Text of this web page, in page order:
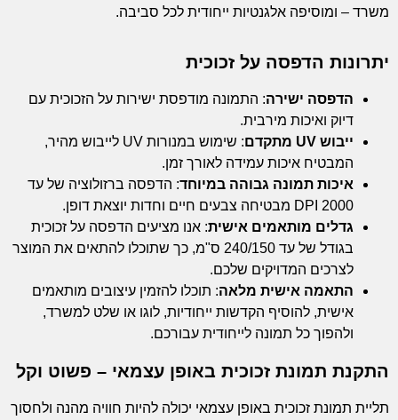
משרד – ומוסיפה אלגנטיות ייחודית לכל סביבה.
יתרונות הדפסה על זכוכית
הדפסה ישירה: התמונה מודפסת ישירות על הזכוכית עם
דיוק ואיכות מירבית.
ייבוש UV מתקדם
: שימוש במנורות UV לייבוש מהיר,
המבטיח איכות עמידה לאורך זמן.
איכות תמונה גבוהה במיוחד: הדפסה ברזולוציה של עד
2000 DPI מבטיחה צבעים חיים וחדות יוצאת דופן.
גדלים מותאמים אישית: אנו מציעים הדפסה על זכוכית
בגודל של עד 240/150 ס"מ, כך שתוכלו להתאים את המוצר
לצרכים המדויקים שלכם.
התאמה אישית מלאה: תוכלו להזמין עיצובים מותאמים
אישית, להוסיף הקדשות ייחודיות, לוגו או שלט למשרד,
ולהפוך כל תמונה לייחודית עבורכם.
התקנת תמונת זכוכית באופן עצמאי – פשוט וקל
תליית תמונת זכוכית באופן עצמאי יכולה להיות חוויה מהנה ולחסוך